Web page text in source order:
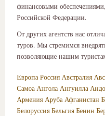
финансовыми
Российской Федерации.
От других агентств нас
туров. Мы стремимся
позволяющие нашим
Европа Россия Австралия
Самоа Ангола Ангуилла
Армения Аруба Афганистан
Белоруссия Бельгия Бенин